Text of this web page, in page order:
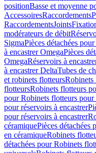
positionBasse et moyenne
AccessoiresRaccordements
RaccordementsJoints
modérateurs de débit
SigmaPièces détachées
à encastrer OmegaPièces
OmegaRéservoirs à
à encastrer DeltaTubes de
et robinets flotteursRobinets
flotteursRobinets flotteurs
pour Robinets flotteurs pour
pour réservoirs à encastrer
pour réservoirs à encastrer
céramiquePièces détachées
en céramiqueRobinets
détachées pour Robinets